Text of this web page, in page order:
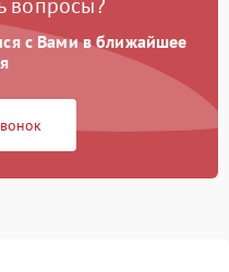
с Вами в ближайшее